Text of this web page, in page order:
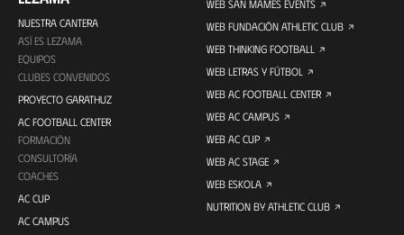
NUESTRA CANTERA
ASÍ ES LEZAMA
EQUIPOS
CLUBES CONVENIDOS
PROYECTO GARATHUZ
AC FOOTBALL CENTER
FORMACIÓN
CONSULTORÍA
COACHES
AC CUP
AC CAMPUS
WEB SAN MAMES EVENTS
WEB FUNDACIÓN ATHLETIC CLUB
WEB THINKING FOOTBALL
WEB LETRAS Y FÚTBOL
WEB AC FOOTBALL CENTER
WEB AC CAMPUS
WEB AC CUP
WEB AC STAGE
WEB ESKOLA
NUTRITION BY ATHLETIC CLUB